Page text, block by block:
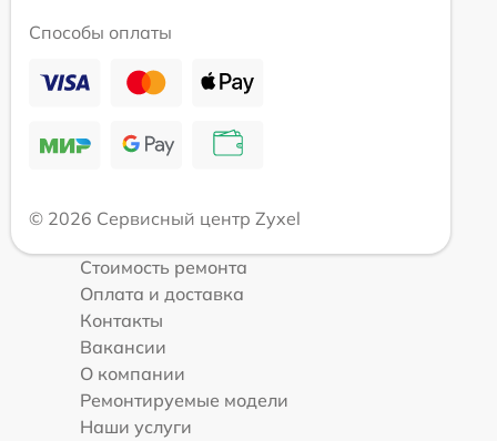
Способы оплаты
© 2026 Сервисный центр Zyxel
Стоимость ремонта
Оплата и доставка
Контакты
Вакансии
О компании
Ремонтируемые модели
Наши услуги